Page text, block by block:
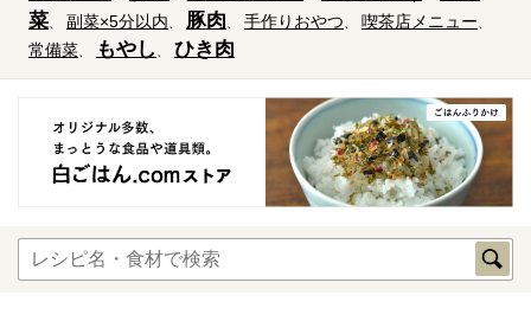
菜
副菜×5分以内 豚肉 手作りおやつ
喫茶店メニュー
常備菜
もやし ひき肉